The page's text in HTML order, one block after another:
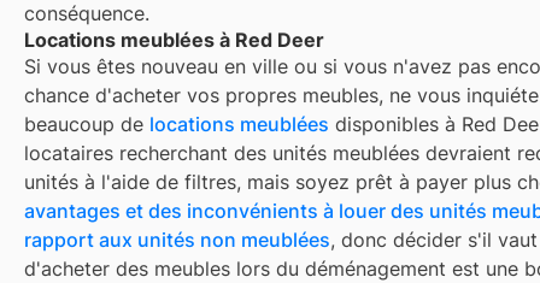
conséquence.
Locations meublées à Red Deer
Si vous êtes nouveau en ville ou si vous n'avez pas
chance d'acheter vos propres meubles, ne vous
beaucoup de locations meublées disponibles à Red
locataires recherchant des unités meublées devraient
unités à l'aide de filtres, mais soyez prêt à payer plus
avantages et des inconvénients à louer des unités
rapport aux unités non meublées, donc décider s'il
d'acheter des meubles lors du déménagement est une